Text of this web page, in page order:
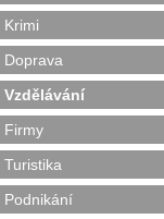
Krimi
Doprava
Vzdělávání
Firmy
Turistika
Podnikání